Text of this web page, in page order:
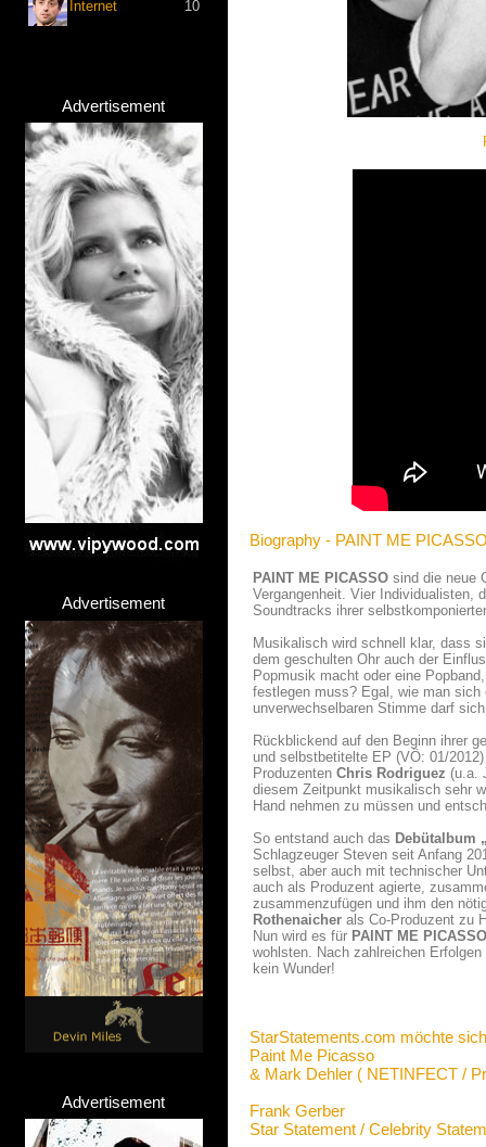
Internet 10
Advertisement
Advertisement
Advertisement
Biography - PAINT ME
PAINT ME PICASSO sind die neue
Vergangenheit. Vier Individualisten,
Soundtracks ihrer
Musikalisch wird schnell klar, dass
dem geschulten Ohr auch der
Popmusik macht oder eine
festlegen muss? Egal, wie man sich
unverwechselbaren Stimme darf
Rückblickend auf den Beginn ihrer
und selbstbetitelte EP (VÖ: 01/
Produzenten Chris Rodriguez (u.a.
diesem Zeitpunkt musikalisch sehr
Hand nehmen zu müssen und
So entstand auch das Debütalbum
Schlagzeuger Steven seit Anfang
selbst, aber auch mit technischer
auch als Produzent agierte,
zusammenzufügen und ihm den
Rothenaicher als Co-Produzent zu
Nun wird es für PAINT ME PICASSO
wohlsten. Nach zahlreichen
kein Wunder!
StarStatements.com möchte
Paint Me Picasso
& Mark Dehler ( NETINFECT /
Frank Gerber
Star Statement / Celebrity